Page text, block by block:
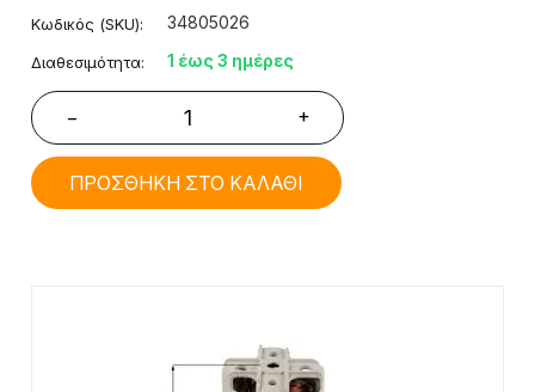
Κωδικός (SKU): 34805026
Διαθεσιμότητα: 1 έως 3 ημέρες
− +
ΠΡΟΣΘΗΚΗ ΣΤΟ ΚΑΛΑΘΙ